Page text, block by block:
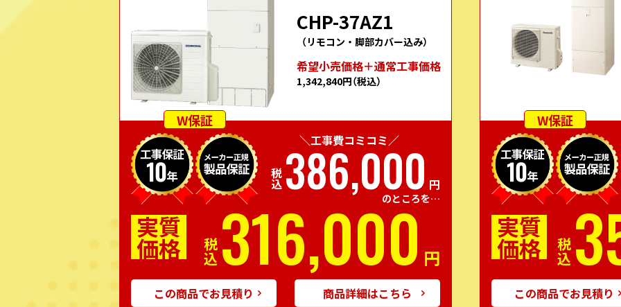
CHP-37AZ1
（リモコン・脚部カバー込み）
希望⼩売価格＋通常⼯事価格
1,342,840円（税込）
W保証
＼工事費コミコミ／
税込386,000 円
のところを…
実質
価格 税込316,000 円
この商品でお見積り 商品詳細はこちら
W保証
実質
価格 税込
この商品でお見積り